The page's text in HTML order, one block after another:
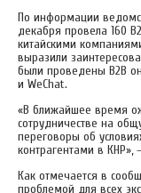
По информации
декабря провела 160
китайскими
выразили
были проведены B2B
и WeChat.
«В ближайшее время
сотрудничестве на
переговоры об
контрагентами в
Как отмечается в
проблемой для всех